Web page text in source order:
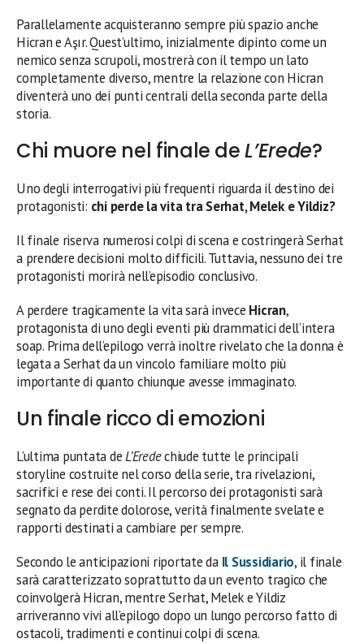
Parallelamente acquisteranno sempre più spazio anche
Hicran e Aşır. Quest’ultimo, inizialmente dipinto come un
nemico senza scrupoli, mostrerà con il tempo un lato
completamente diverso, mentre la relazione con Hicran
diventerà uno dei punti centrali della seconda parte della
storia.
Chi muore nel finale deL’Erede?
Uno degli interrogativi più frequenti riguarda il destino dei
protagonisti: chi perde la vita tra Serhat, Melek e Yildiz?
Il finale riserva numerosi colpi di scena e costringerà Serhat
a prendere decisioni molto difficili. Tuttavia, nessuno dei tre
protagonisti morirà nell’episodio conclusivo.
A perdere tragicamente la vita sarà invece Hicran,
protagonista di uno degli eventi più drammatici dell’intera
soap. Prima dell’epilogo verrà inoltre rivelato che la donna è
legata a Serhat da un vincolo familiare molto più
importante di quanto chiunque avesse immaginato.
Un finale ricco di emozioni
L’ultima puntata deL’Eredechiude tutte le principali
storyline costruite nel corso della serie, tra rivelazioni,
sacrifici e rese dei conti. Il percorso dei protagonisti sarà
segnato da perdite dolorose, verità finalmente svelate e
rapporti destinati a cambiare per sempre.
Secondo le anticipazioni riportate da Il Sussidiario, il finale
sarà caratterizzato soprattutto da un evento tragico che
coinvolgerà Hicran, mentre Serhat, Melek e Yildiz
arriveranno vivi all’epilogo dopo un lungo percorso fatto di
ostacoli, tradimenti e continui colpi di scena.